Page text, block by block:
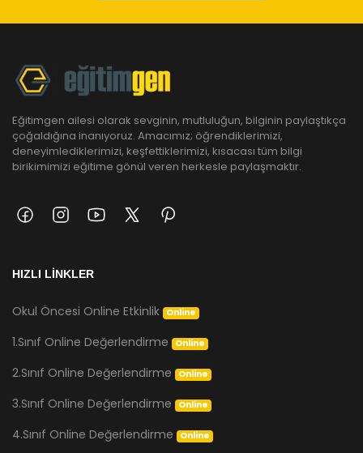
Eğitimgen ailesi olarak sevginin, mutluluğun, bilginin paylaştıkça
çoğaldığına inanıyoruz. Amacımız; öğrendiklerimizi,
deneyimlediklerimizi, keşfettiklerimizi, kısacası tüm bilgi
birikimimizi eğitime gönül veren herkesle paylaşmaktır.
HIZLI LİNKLER
Okul Öncesi Online Etkinlik Online
1.Sınıf Online Değerlendirme Online
2.Sınıf Online Değerlendirme Online
3.Sınıf Online Değerlendirme Online
4.Sınıf Online Değerlendirme Online